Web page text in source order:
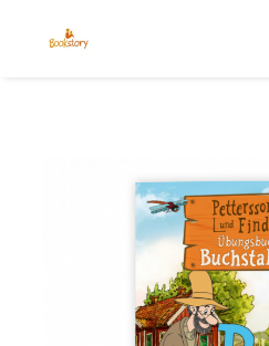
Carte copii - raftul BookTruck